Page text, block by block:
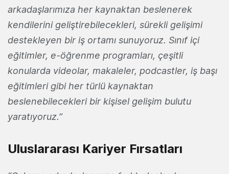
arkadaşlarımıza her kaynaktan beslenerek
kendilerini geliştirebilecekleri, sürekli gelişimi
destekleyen bir iş ortamı sunuyoruz. Sınıf içi
eğitimler, e-öğrenme programları, çeşitli
konularda videolar, makaleler, podcastler, iş başı
eğitimleri gibi her türlü kaynaktan
beslenebilecekleri bir kişisel gelişim bulutu
yaratıyoruz.”
Uluslararası Kariyer Fırsatları